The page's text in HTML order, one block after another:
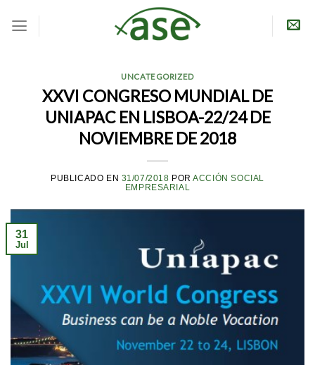
UNCATEGORIZED
XXVI CONGRESO MUNDIAL DE
UNIAPAC EN LISBOA-22/24 DE
NOVIEMBRE DE 2018
PUBLICADO EN 31/07/2018 PORACCIÓN SOCIAL
EMPRESARIAL
31
Jul